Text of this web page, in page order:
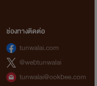
ช่องทางติดต่อ
tunwalai.com
@webtunwalai
tunwalai@ookbee.com